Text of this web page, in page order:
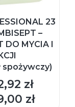
23
–
DO MYCIA I
spożywczy)
zł
zł